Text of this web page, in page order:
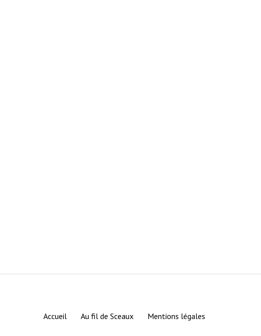
Accueil Au fil de Sceaux Mentions légales